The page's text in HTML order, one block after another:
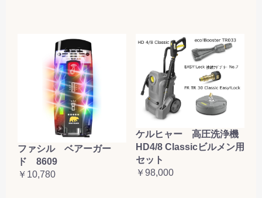
ファシル ベアーガー
ド 8609
￥10,780
ケルヒャー 高圧洗浄機
HD4/8 Classicビルメン用
セット
￥98,000